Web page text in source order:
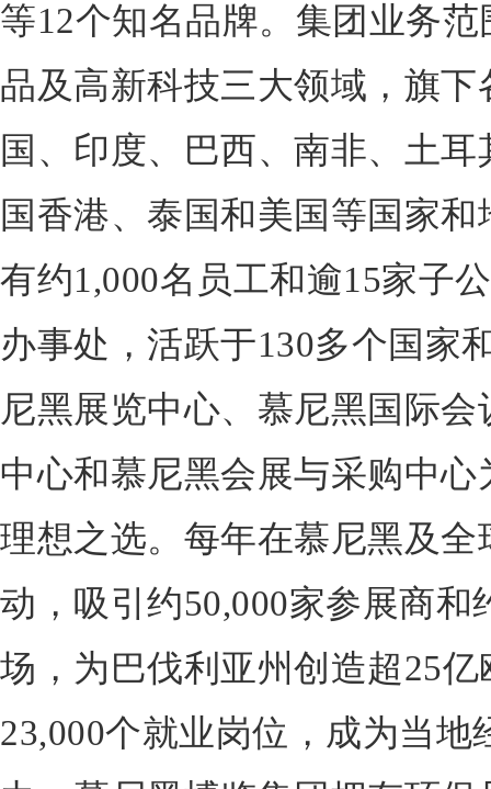
等12个知名品牌。集团业务
品及高新科技三大领域，旗
国、印度、巴西、南非、土
国香港、泰国和美国等国家
有约1,000名员工和逾15家子
办事处，活跃于130多个国家
尼黑展览中心、慕尼黑国际
中心和慕尼黑会展与采购中
理想之选。每年在慕尼黑及
动，吸引约50,000家参展商和
场，为巴伐利亚州创造超25
23,000个就业岗位，成为当